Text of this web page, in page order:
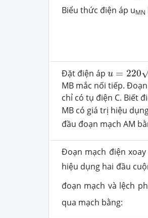
Biểu thức điện áp u­MN
Đặt điện áp u = 220
2202
MB mắc nối tiếp.
chỉ có tụ điện C. Biết
MB có giá trị hiệu
đầu đoạn mạch AM
Đoạn mạch điện
hiệu dụng hai đầu
đoạn mạch và lệch
qua mạch bằng: